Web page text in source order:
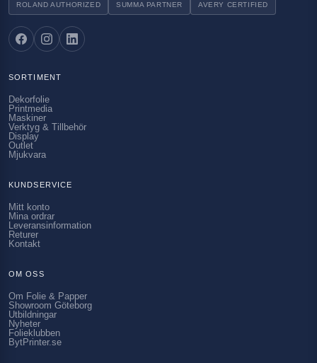
ROLAND AUTHORIZED SUMMA PARTNER AVERY CERTIFIED
SORTIMENT
Dekorfolie
Printmedia
Maskiner
Verktyg & Tillbehör
Display
Outlet
Mjukvara
KUNDSERVICE
Mitt konto
Mina ordrar
Leveransinformation
Returer
Kontakt
OM OSS
Om Folie & Papper
Showroom Göteborg
Utbildningar
Nyheter
Folieklubben
BytPrinter.se